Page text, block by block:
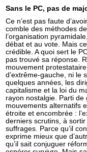
Sans le PC, pas de
Ce n’est pas faute
comble des méthodes
l’organisation
débat et au vote. Mais
crédible. A quoi sert le
pas trouvé sa réponse.
mouvement
d’extrême-gauche, ni le
quelques années, les
capitalisme et la loi du
rayon nostalgie. Parti
mouvements alternatifs
étroite et encombrée :
derniers scrutins, à
suffrages. Parce qu’il
exprime mieux que
qu’il sait conjuguer